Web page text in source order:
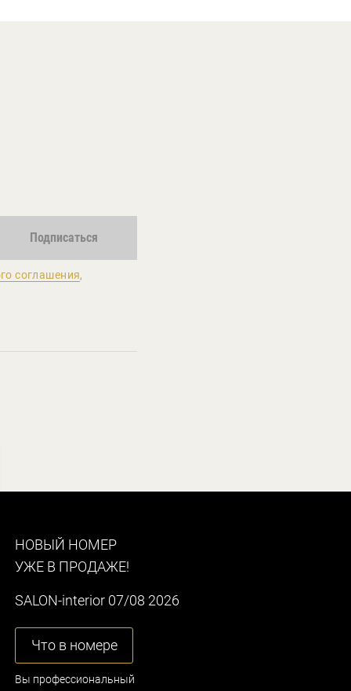
Подписаться
соглашения,
НОВЫЙ НОМЕР
УЖЕ В ПРОДАЖЕ!
SALON-interior 07/08 2026
Что в номере
Вы профессиональный